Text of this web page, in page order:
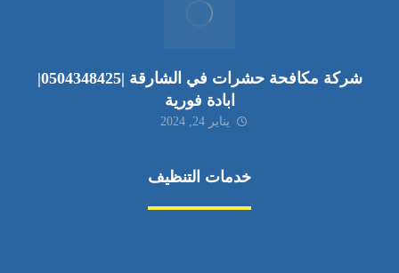
شركة مكافحة حشرات في الشارقة |0504348425|
ابادة فورية
يناير 24, 2024
خدمات التنظيف